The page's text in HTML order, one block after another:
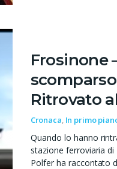
Frosinone
Ritrovato
Cronaca, In primo
Quando lo hanno
stazione ferroviaria
Polfer ha raccontato